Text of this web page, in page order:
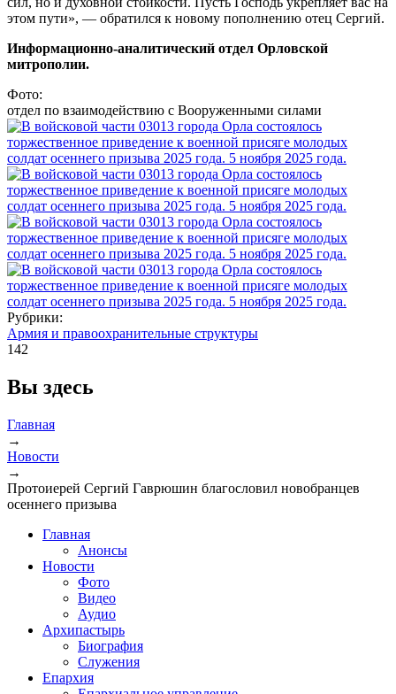
этом пути», — обратился к новому пополнению отец Сергий.
Информационно-аналитический отдел Орловской
митрополии.
Фото:
отдел по взаимодействию с Вооруженными силами
Рубрики:
Армия и правоохранительные структуры
142
Вы здесь
Главная
→
Новости
→
Протоиерей Сергий Гаврюшин благословил новобранцев
осеннего призыва
Главная
Анонсы
Новости
Фото
Видео
Аудио
Архипастырь
Биография
Служения
Епархия